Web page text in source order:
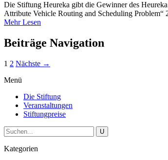
Die Stiftung Heureka gibt die Gewinner des
Attribute Vehicle Routing and Scheduling
Mehr Lesen
Beiträge Navigation
1 2 Nächste →
Menü
Die Stiftung
Veranstaltungen
Stiftungpreise
Kategorien